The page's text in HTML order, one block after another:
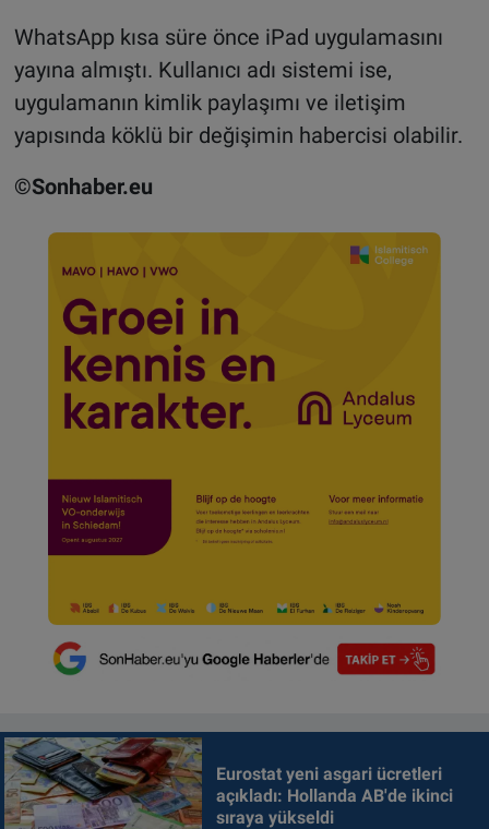
WhatsApp kısa süre önce iPad uygulamasını
yayına almıştı. Kullanıcı adı sistemi ise,
uygulamanın kimlik paylaşımı ve iletişim
yapısında köklü bir değişimin habercisi olabilir.
©Sonhaber.eu
Eurostat yeni asgari ücretleri
açıkladı: Hollanda AB'de ikinci
sıraya yükseldi